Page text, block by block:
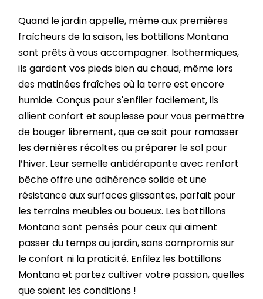
Quand le jardin appelle, même aux premières
fraîcheurs de la saison, les bottillons Montana
sont prêts à vous accompagner. Isothermiques,
ils gardent vos pieds bien au chaud, même lors
des matinées fraîches où la terre est encore
humide. Conçus pour s'enfiler facilement, ils
allient confort et souplesse pour vous permettre
de bouger librement, que ce soit pour ramasser
les dernières récoltes ou préparer le sol pour
l’hiver. Leur semelle antidérapante avec renfort
bêche offre une adhérence solide et une
résistance aux surfaces glissantes, parfait pour
les terrains meubles ou boueux. Les bottillons
Montana sont pensés pour ceux qui aiment
passer du temps au jardin, sans compromis sur
le confort ni la praticité. Enfilez les bottillons
Montana et partez cultiver votre passion, quelles
que soient les conditions !